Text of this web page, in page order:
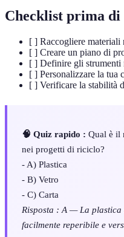
Checklist prima
[ ] Raccogliere materiali
[ ] Creare un piano di
[ ] Definire gli strumenti
[ ] Personalizzare la tua
[ ] Verificare la stabilità
🧠 Quiz rapido : Qual è il
nei progetti di riciclo?
- A) Plastica
- B) Vetro
- C) Carta
Risposta : A — La plastica
facilmente reperibile e